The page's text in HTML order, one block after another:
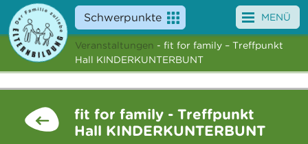
Schwerpunkte
Angebote
News
MENÜ
Veranstaltungen - fit for family – Treffpunkt
Hall KINDERKUNTERBUNT
fit for family - Treffpunkt
Hall KINDERKUNTERBUNT